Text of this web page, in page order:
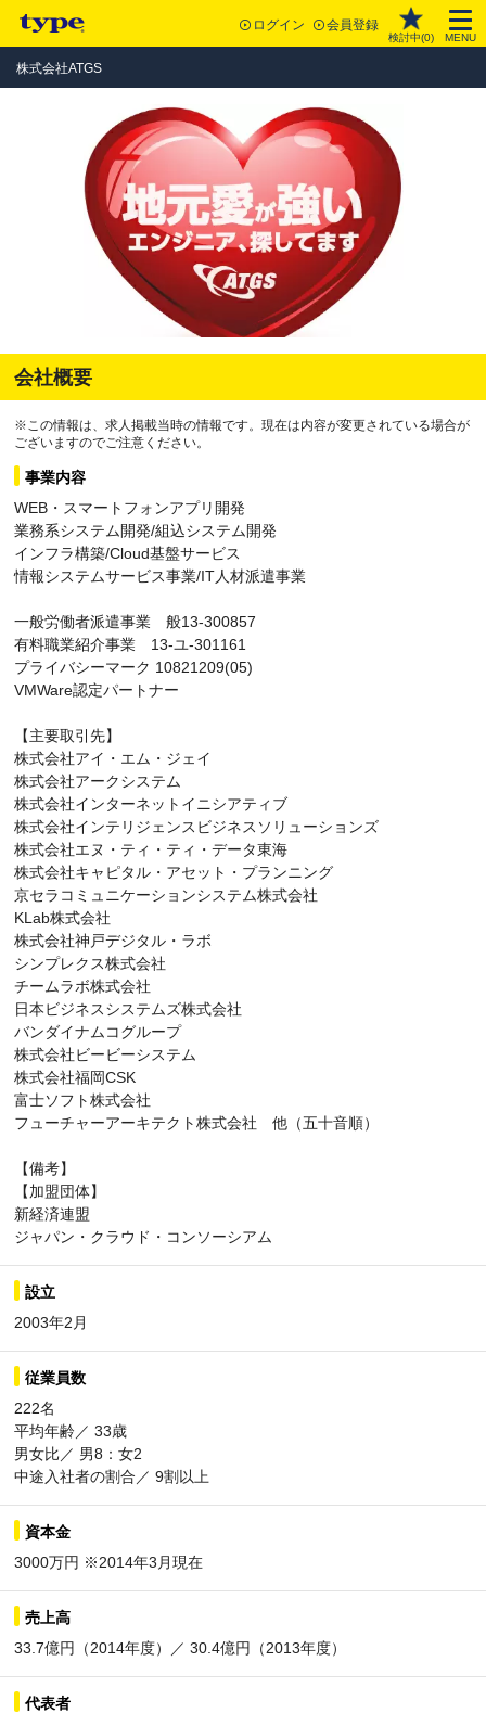
ログイン 会員登録
検討中(0) MENU
株式会社ATGS
会社概要
※この情報は、求人掲載当時の情報です。現在は内容が変更されている場合が
ございますのでご注意ください。
事業内容
WEB・スマートフォンアプリ開発
業務系システム開発/組込システム開発
インフラ構築/Cloud基盤サービス
情報システムサービス事業/IT人材派遣事業
一般労働者派遣事業 般13-300857
有料職業紹介事業 13-ユ-301161
プライバシーマーク 10821209(05)
VMWare認定パートナー
【主要取引先】
株式会社アイ・エム・ジェイ
株式会社アークシステム
株式会社インターネットイニシアティブ
株式会社インテリジェンスビジネスソリューションズ
株式会社エヌ・ティ・ティ・データ東海
株式会社キャピタル・アセット・プランニング
京セラコミュニケーションシステム株式会社
KLab株式会社
株式会社神戸デジタル・ラボ
シンプレクス株式会社
チームラボ株式会社
日本ビジネスシステムズ株式会社
バンダイナムコグループ
株式会社ビービーシステム
株式会社福岡CSK
富士ソフト株式会社
フューチャーアーキテクト株式会社 他（五十音順）
【備考】
【加盟団体】
新経済連盟
ジャパン・クラウド・コンソーシアム
設立
2003年2月
従業員数
222名
平均年齢／ 33歳
男女比／ 男8：女2
中途入社者の割合／ 9割以上
資本金
3000万円 ※2014年3月現在
売上高
33.7億円（2014年度）／ 30.4億円（2013年度）
代表者